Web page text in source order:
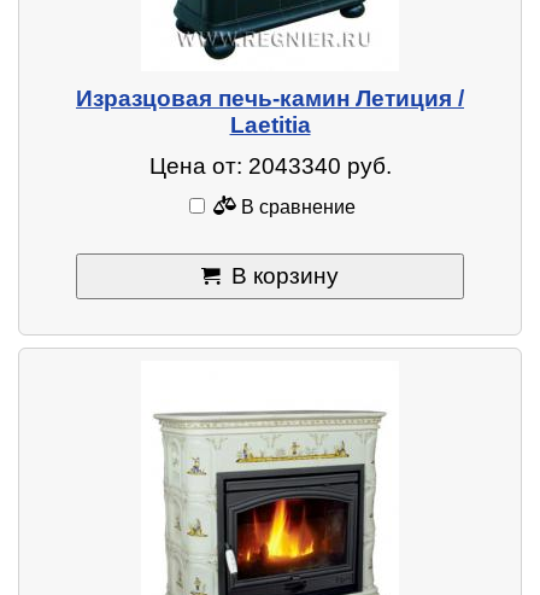
Изразцовая печь-камин Летиция /
Laetitia
Цена от: 2043340 руб.
В сравнение
В корзину